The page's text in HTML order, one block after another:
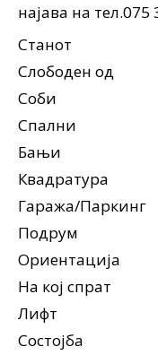
најава на
Станот
Слободен од
Соби
Спални
Бањи
Квадратура
Гаража/Паркинг
Подрум
Ориентација
На кој спрат
Лифт
Состојба